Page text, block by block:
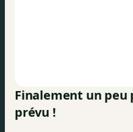
Finalement un peu
prévu !